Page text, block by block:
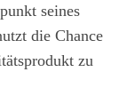
seines
die Chance
zu